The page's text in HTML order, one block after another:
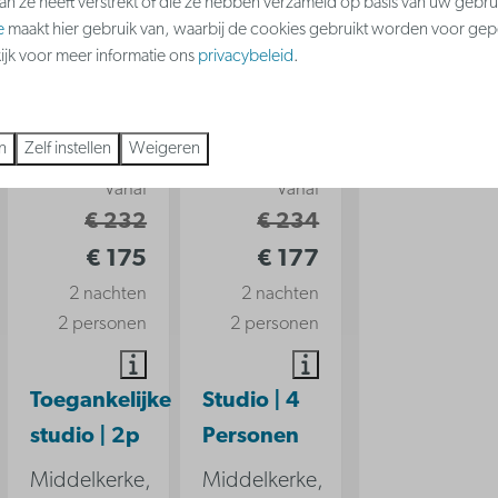
Vanaf
€ 232
€ 175
2 nachten
2 personen
Toegankelijke
studio | 2p
Middelkerke,
Vanaf
€ 234
€ 177
2 nachten
2 personen
Studio | 4
Personen
Middelkerke,
maakt hier gebruik van, waarbij de cookies gebruikt worden voor
voor meer informatie ons privacybeleid.
Zelf instellen Weigeren